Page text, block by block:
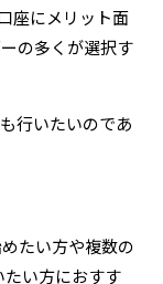
座にメリット面
の多くが選択す
行いたいのであ
たい方や複数の
い方におすす